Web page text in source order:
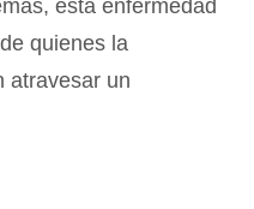
esta enfermedad
quienes la
atravesar un